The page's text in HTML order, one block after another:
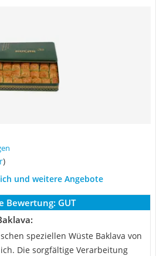
)
und weitere Angebote
Bewertung: GUT
speziellen Wüste Baklava von
Die sorgfältige Verarbeitung